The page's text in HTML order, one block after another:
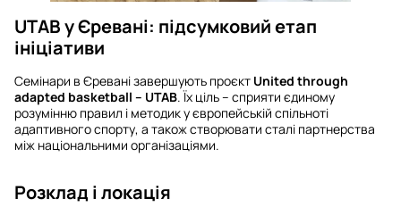
UTAB у Єревані: підсумковий етап
ініціативи
Семінари в Єревані завершують проєкт United through
adapted basketball – UTAB. Їх ціль – сприяти єдиному
розумінню правил і методик у європейській спільноті
адаптивного спорту, а також створювати сталі партнерства
між національними організаціями.
Розклад і локація